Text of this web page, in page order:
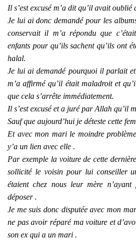
Il s’est excusé m’a dit qu’il avait oublié
Je lui ai donc demandé pour les
conservait il m’a répondu que
enfants pour qu’ils sachent qu’ils ont
halal.
Je lui ai demandé pourquoi il parlait
m’a affirmé qu’il était maladroit et
que cela s’arrête immédiatement.
Il s’est excusé et a juré par Allah qu’il
Sauf que aujourd’hui je déteste cette
Et avec mon mari le moindre
y’a un lien avec elle .
Par exemple la voiture de cette
sollicité le voisin pour lui conseiller
étaient chez nous leur mère
déposer .
Je me suis donc disputée avec mon
ne pas avoir réparé ma voiture et
son ex qui a un mari .